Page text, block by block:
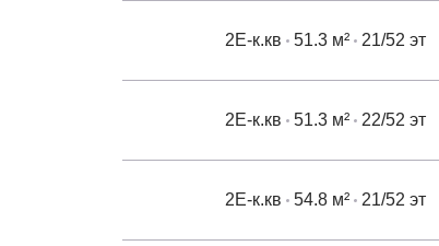
2Е-к.кв 51.3 м² 21/52 эт
2Е-к.кв 51.3 м² 22/52 эт
2Е-к.кв 54.8 м² 21/52 эт